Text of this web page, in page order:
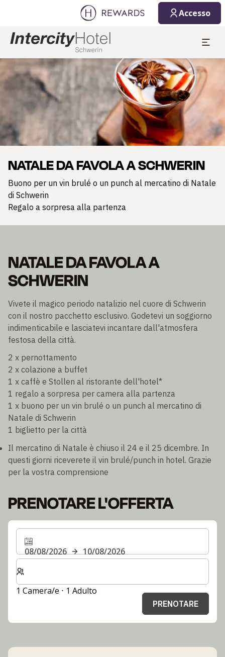
Accesso
Diapositiva 1 di 1
NATALE DA FAVOLA A SCHWERIN
Buono per un vin brulé o un punch al mercatino di Natale
di Schwerin
Regalo a sorpresa alla partenza
NATALE DA FAVOLA A
SCHWERIN
Vivete il magico periodo natalizio nel cuore di Schwerin
con il nostro pacchetto esclusivo. Godetevi un soggiorno
indimenticabile e lasciatevi incantare dall'atmosfera
festosa della città.
2 x pernottamento
2 x colazione a buffet
1 x caffè e Stollen al ristorante dell'hotel*
1 regalo a sorpresa per camera alla partenza
1 x buono per un vin brulé o un punch al mercatino di
Natale di Schwerin
1 biglietto per la città
Il mercatino di Natale è chiuso il 24 e il 25 dicembre. In
questi giorni riceverete il vin brulé/punch in hotel. Grazie
per la vostra comprensione
PRENOTARE L'OFFERTA
08/08/2026
10/08/2026
Selezionare il numero di camere e di ospiti per il
1 Camera/e ⋅ 1 Adulto
PRENOTARE